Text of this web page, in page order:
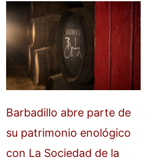
Barbadillo abre parte de
su patrimonio enológico
con La Sociedad de la